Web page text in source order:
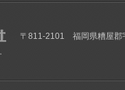
〒811-2101 福岡県糟屋郡